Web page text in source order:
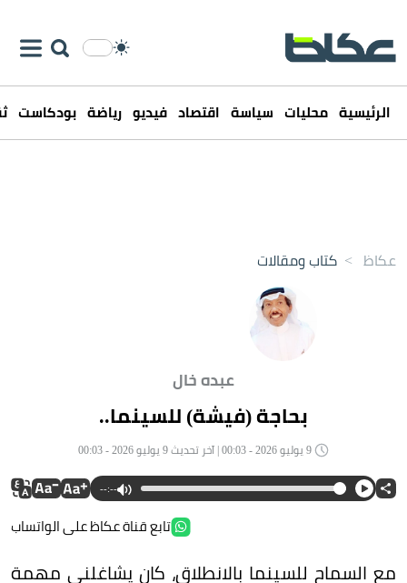
الرئيسية محليات سياسة اقتصاد فيديو رياضة بودكاست
عكاظ > كتاب ومقالات
عبده خال
بحاجة (فيشة) للسينما..
--:--
تابع قناة عكاظ على الواتساب
مع السماح للسينما بالانطلاق، كان يشاغلني مهمة